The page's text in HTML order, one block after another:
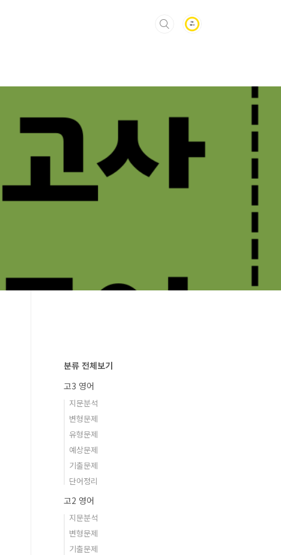
분류 전체보기
고3 영어
지문분석
변형문제
유형문제
예상문제
기출문제
단어정리
고2 영어
지문분석
변형문제
기출문제